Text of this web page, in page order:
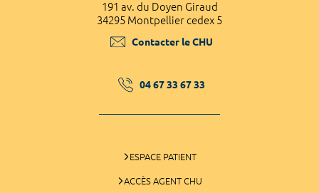
191 av. du Doyen Giraud
34295 Montpellier cedex 5
Contacter le CHU
04 67 33 67 33
ESPACE PATIENT
ACCÈS AGENT CHU